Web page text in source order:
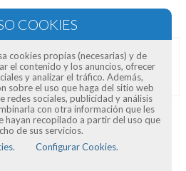
de clientes
cookies propias (necesarias) y de
el contenido y los anuncios, ofrecer
y analizar el tráfico. Además,
sobre el uso que haga del sitio web
redes sociales, publicidad y análisis
con otra información que les
hayan recopilado a partir del uso que
de sus servicios.
Configurar Cookies.